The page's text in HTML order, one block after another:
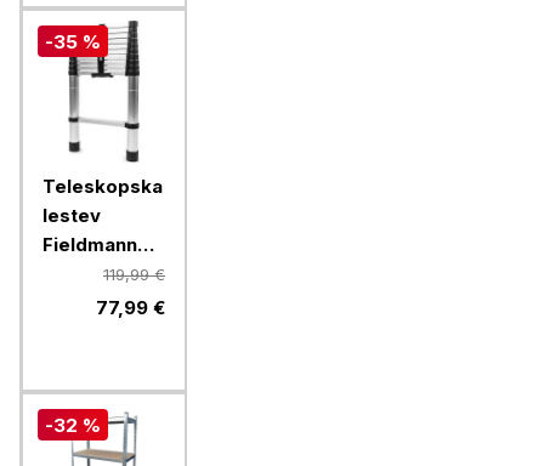
-35 %
Teleskopska
lestev
Fieldmann
FZZ4202119,99 €
77,99 €
-32 %